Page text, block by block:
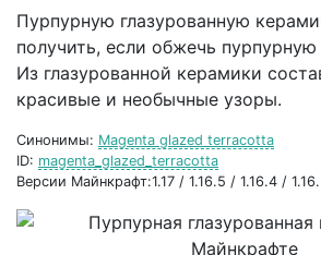
Пурпурную глазурованную
получить, если обжечь
Из глазурованной керамики
красивые и необычные узоры.
Синонимы: Magenta glazed terracotta
ID: magenta_glazed_terracotta
Версии Майнкрафт:1.17 / 1.16.5 / 1.16.4 /